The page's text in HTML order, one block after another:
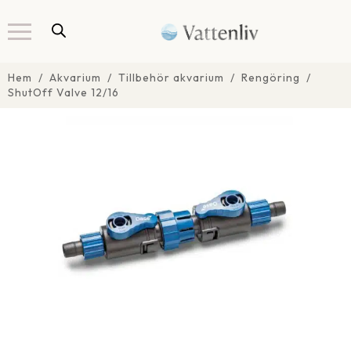
Hem Akvarium Tillbehör akvarium
Rengöring
ShutOff Valve 12/16